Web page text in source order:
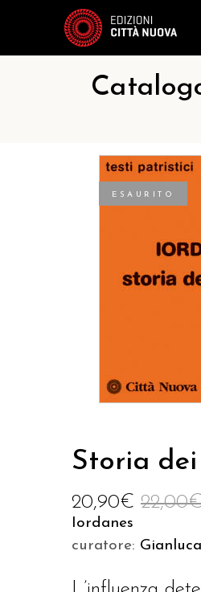
ESAURITO
Storia
22,00
20,90€
Iordanes
curatore: